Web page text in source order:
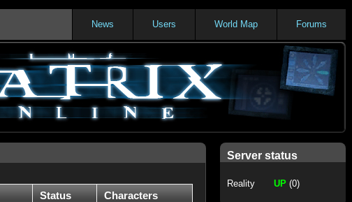
Forums
World Map
Users
News
Status Characters
Server status
Reality UP(0)